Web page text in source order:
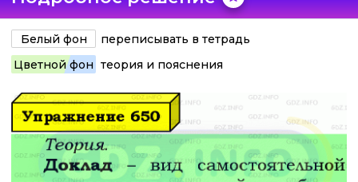
Белый фон
переписывать в тетрадь
Цветной фон теория и пояснения